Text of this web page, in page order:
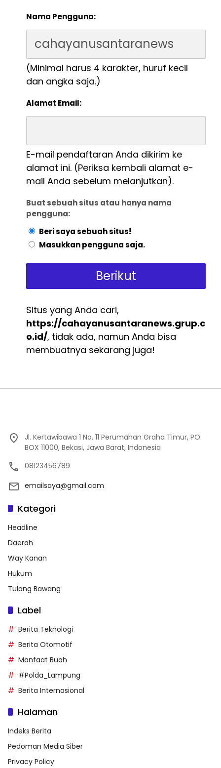
Nama Pengguna:
(Minimal harus 4 karakter, huruf kecil
dan angka saja.)
Alamat Email:
E-mail pendaftaran Anda dikirim ke
alamat ini. (Periksa kembali alamat e-
mail Anda sebelum melanjutkan).
Buat sebuah situs atau hanya nama
pengguna:
Beri saya sebuah situs!
Masukkan pengguna saja.
Situs yang Anda cari,
https://cahayanusantaranews.grup.c
o.id/, tidak ada, namun Anda bisa
membuatnya sekarang juga!
Jl. Kertawibawa 1 No. 11 Perumahan Graha Timur, PO.
BOX 11000, Bekasi, Jawa Barat, Indonesia
08123456789
emailsaya@gmail.com
Kategori
Headline
Daerah
Way Kanan
Hukum
Tulang Bawang
Label
Berita Teknologi
Berita Otomotif
Manfaat Buah
#Polda_Lampung
Berita Internasional
Halaman
Indeks Berita
Pedoman Media Siber
Privacy Policy